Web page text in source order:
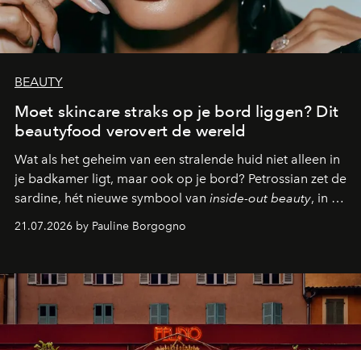
BEAUTY
Moet skincare straks op je bord liggen? Dit
beautyfood verovert de wereld
Wat als het geheim van een stralende huid niet alleen in
je badkamer ligt, maar ook op je bord? Petrossian zet de
sardine, hét nieuwe symbool van inside-out beauty, in de
kijker met twee gastronomische creaties.
21.07.2026 by Pauline Borgogno